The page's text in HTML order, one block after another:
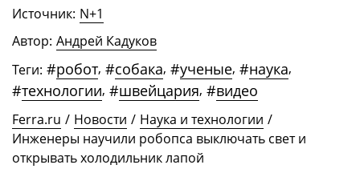
Источник: N+1
Автор: Андрей Кадуков
Теги: #робот, #собака, #ученые, #наука,
#технологии, #швейцария, #видео
Ferra.ru / Новости / Наука и технологии /
Инженеры научили робопса выключать свет и
открывать холодильник лапой